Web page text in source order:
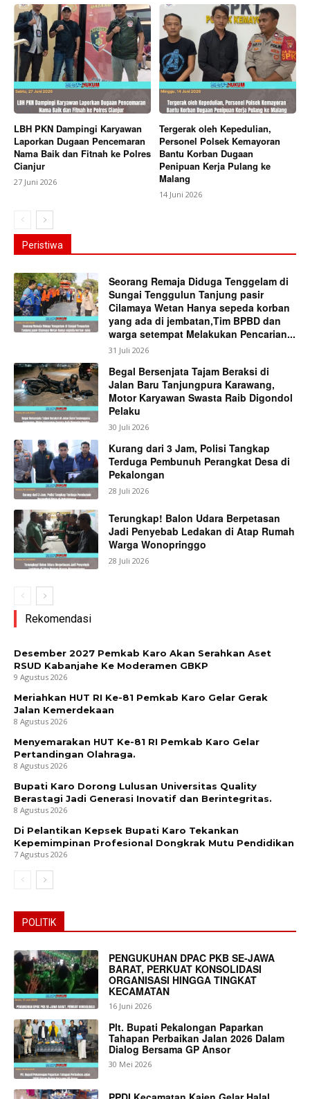
LBH PKN Dampingi Karyawan
Laporkan Dugaan Pencemaran
Nama Baik dan Fitnah ke Polres
Cianjur
27 Juni 2026
Tergerak oleh Kepedulian,
Personel Polsek Kemayoran
Bantu Korban Dugaan
Penipuan Kerja Pulang ke
Malang
14 Juni 2026
Peristiwa
Seorang Remaja Diduga Tenggelam di
Sungai Tenggulun Tanjung pasir
Cilamaya Wetan Hanya sepeda korban
yang ada di jembatan,Tim BPBD dan
warga setempat Melakukan Pencarian...
31 Juli 2026
Begal Bersenjata Tajam Beraksi di
Jalan Baru Tanjungpura Karawang,
Motor Karyawan Swasta Raib Digondol
Pelaku
30 Juli 2026
Kurang dari 3 Jam, Polisi Tangkap
Terduga Pembunuh Perangkat Desa di
Pekalongan
28 Juli 2026
Terungkap! Balon Udara Berpetasan
Jadi Penyebab Ledakan di Atap Rumah
Warga Wonopringgo
28 Juli 2026
Rekomendasi
Desember 2027 Pemkab Karo Akan Serahkan Aset
RSUD Kabanjahe Ke Moderamen GBKP
9 Agustus 2026
Meriahkan HUT RI Ke-81 Pemkab Karo Gelar Gerak
Jalan Kemerdekaan
8 Agustus 2026
Menyemarakan HUT Ke-81 RI Pemkab Karo Gelar
Pertandingan Olahraga.
8 Agustus 2026
Bupati Karo Dorong Lulusan Universitas Quality
Berastagi Jadi Generasi Inovatif dan Berintegritas.
8 Agustus 2026
Di Pelantikan Kepsek Bupati Karo Tekankan
Kepemimpinan Profesional Dongkrak Mutu Pendidikan
7 Agustus 2026
POLITIK
PENGUKUHAN DPAC PKB SE-JAWA
BARAT, PERKUAT KONSOLIDASI
ORGANISASI HINGGA TINGKAT
KECAMATAN
16 Juni 2026
Plt. Bupati Pekalongan Paparkan
Tahapan Perbaikan Jalan 2026 Dalam
Dialog Bersama GP Ansor
30 Mei 2026